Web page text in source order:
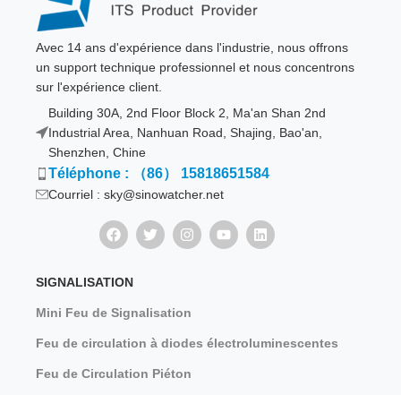
Avec 14 ans d'expérience dans l'industrie, nous offrons
un support technique professionnel et nous concentrons
sur l'expérience client.
Building 30A, 2nd Floor Block 2, Ma'an Shan 2nd
Industrial Area, Nanhuan Road, Shajing, Bao'an,
Shenzhen, Chine
Téléphone : （86） 15818651584
Courriel : sky@sinowatcher.net
SIGNALISATION
Mini Feu de Signalisation
Feu de circulation à diodes électroluminescentes
Feu de Circulation Piéton